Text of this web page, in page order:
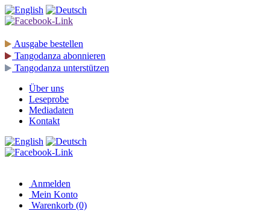
Ausgabe bestellen
Tangodanza abonnieren
Tangodanza unterstützen
Über uns
Leseprobe
Mediadaten
Kontakt
Anmelden
Mein Konto
Warenkorb (0)